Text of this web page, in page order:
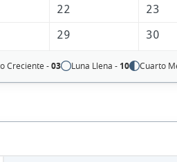
22 23
29 30
Creciente -03 Luna Llena - 10 Cuarto